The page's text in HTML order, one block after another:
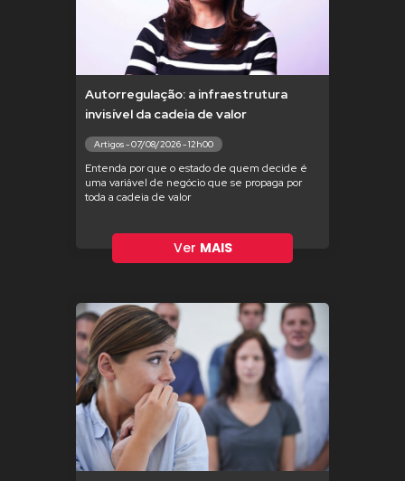
Autorregulação: a infraestrutura
invisível da cadeia de valor
Artigos - 07/08/2026 - 12h00
Entenda por que o estado de quem decide é
uma variável de negócio que se propaga por
toda a cadeia de valor
Ver MAIS